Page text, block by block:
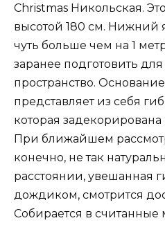
Christmas Никольская.
высотой 180 см. Нижний
чуть больше чем на 1
заранее подготовить
пространство.
представляет из себя
которая
При ближайшем
конечно, не так
расстоянии, увешанная
дождиком, смотрится
Собирается в считанные